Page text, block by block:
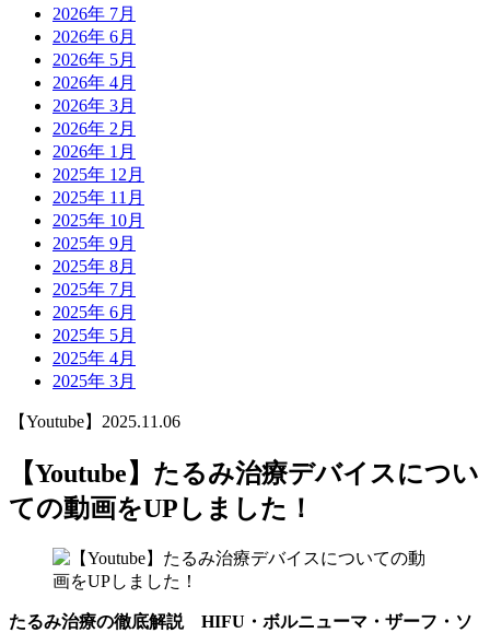
2026年 7月
2026年 6月
2026年 5月
2026年 4月
2026年 3月
2026年 2月
2026年 1月
2025年 12月
2025年 11月
2025年 10月
2025年 9月
2025年 8月
2025年 7月
2025年 6月
2025年 5月
2025年 4月
2025年 3月
【Youtube】 2025.11.06
【Youtube】たるみ治療デバイスについ
ての動画をUPしました！
たるみ治療の徹底解説 HIFU・ボルニューマ・ザーフ・ソ